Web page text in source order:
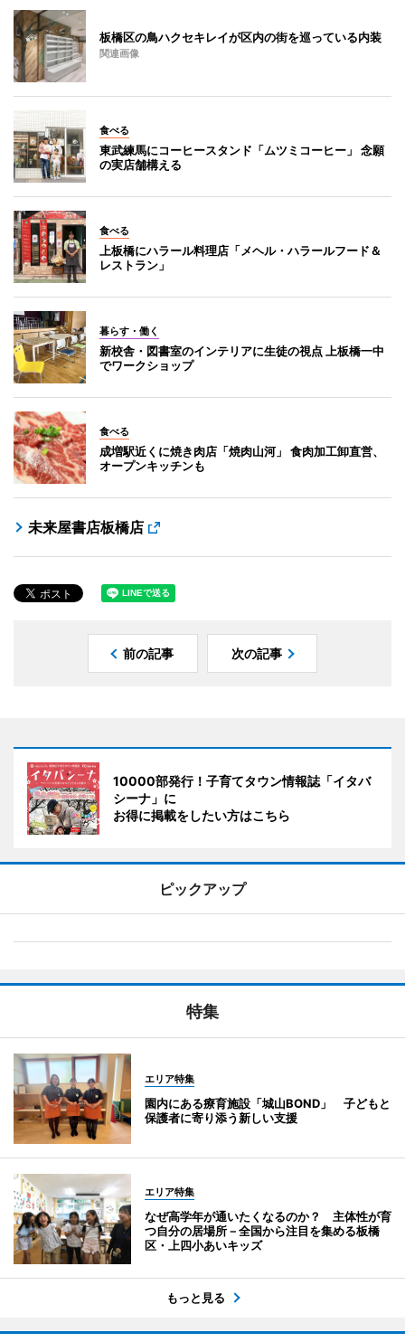
板橋区の鳥ハクセキレイが区内の街を巡っている内装
関連画像
食べる
東武練馬にコーヒースタンド「ムツミコーヒー」 念願
の実店舗構える
食べる
上板橋にハラール料理店「メヘル・ハラールフード＆
レストラン」
暮らす・働く
新校舎・図書室のインテリアに生徒の視点 上板橋一中
でワークショップ
食べる
成増駅近くに焼き肉店「焼肉山河」 食肉加工卸直営、
オープンキッチンも
未来屋書店板橋店
前の記事 次の記事
10000部発行！子育てタウン情報誌「イタバ
シーナ」に
お得に掲載をしたい方はこちら
ピックアップ
特集
エリア特集
園内にある療育施設「城山BOND」 子どもと
保護者に寄り添う新しい支援
エリア特集
なぜ高学年が通いたくなるのか？ 主体性が育
つ自分の居場所－全国から注目を集める板橋
区・上四小あいキッズ
もっと見る